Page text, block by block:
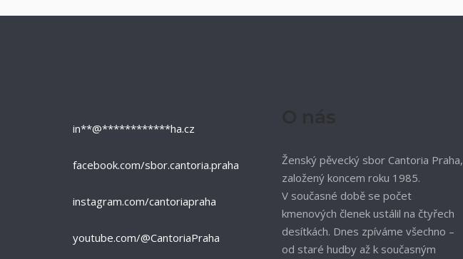
in**@************ha.cz
facebook.com/sbor.cantoria.praha
instagram.com/cantoriapraha
youtube.com/@CantoriaPraha
Ženský pěvecký sbor Cantoria Praha,
založený koncem roku 1985.
V současné době se počet
kmenových členek ustálil na čtyřech
desítkách. Dnes zpíváme všechno –
od staré hudby až k současným